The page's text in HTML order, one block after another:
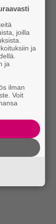
joilla
ja
ja
ilman
Voit